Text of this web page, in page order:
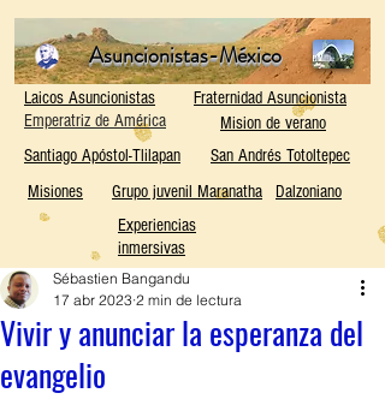
Asuncionistas-México
Laicos Asuncionistas
Fraternidad Asuncionista
Emperatriz de América
Mision de verano
Santiago Apóstol-Tlilapan
San Andrés Totoltepec
Misiones
Grupo juvenil Maranatha
Dalzoniano
Experiencias
inmersivas
Vivir y anunciar la esperanza del
evangelio
Sébastien Bangandu
17 abr 2023 2 min de lectura